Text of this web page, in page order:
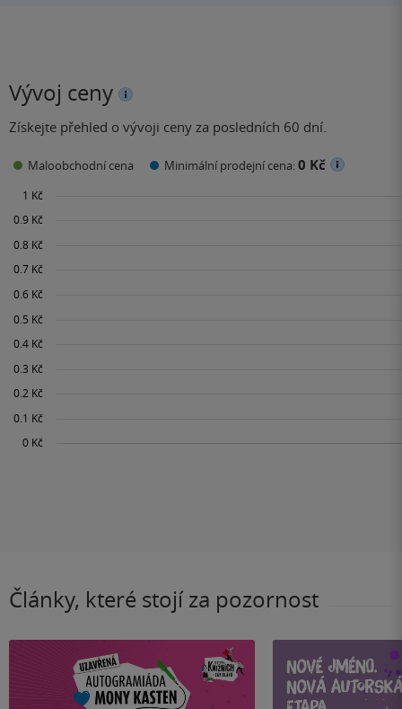
Vývoj ceny
Získejte přehled o vývoji ceny za posledních 60 dní.
Maloobchodní cena Minimální prodejní cena:0 Kč
Články, které stojí za pozornost